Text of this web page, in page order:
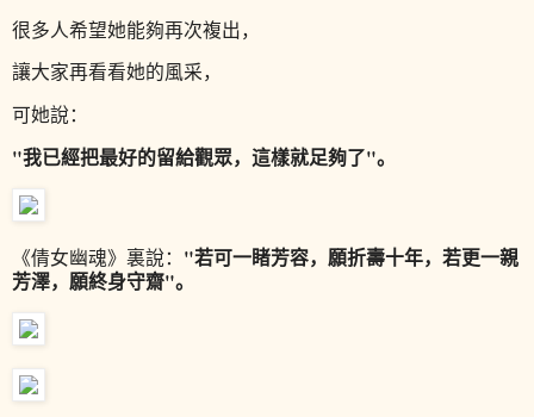
很多人希望她能夠再次複出，
讓大家再看看她的風采，
可她說：
"我已經把最好的留給觀眾，這樣就足夠了"。
《倩女幽魂》裏說： "若可一睹芳容，願折壽十年，若更一親
芳澤，願終身守齋"。